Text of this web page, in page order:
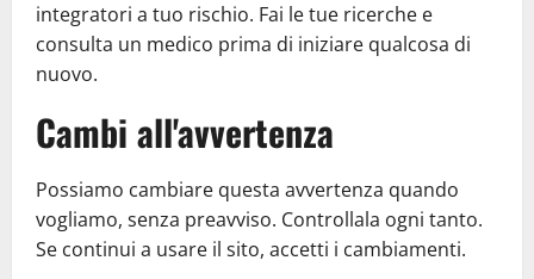
integratori a tuo rischio. Fai le tue ricerche e
consulta un medico prima di iniziare qualcosa di
nuovo.
Cambi all'avvertenza
Possiamo cambiare questa avvertenza quando
vogliamo, senza preavviso. Controllala ogni tanto.
Se continui a usare il sito, accetti i cambiamenti.